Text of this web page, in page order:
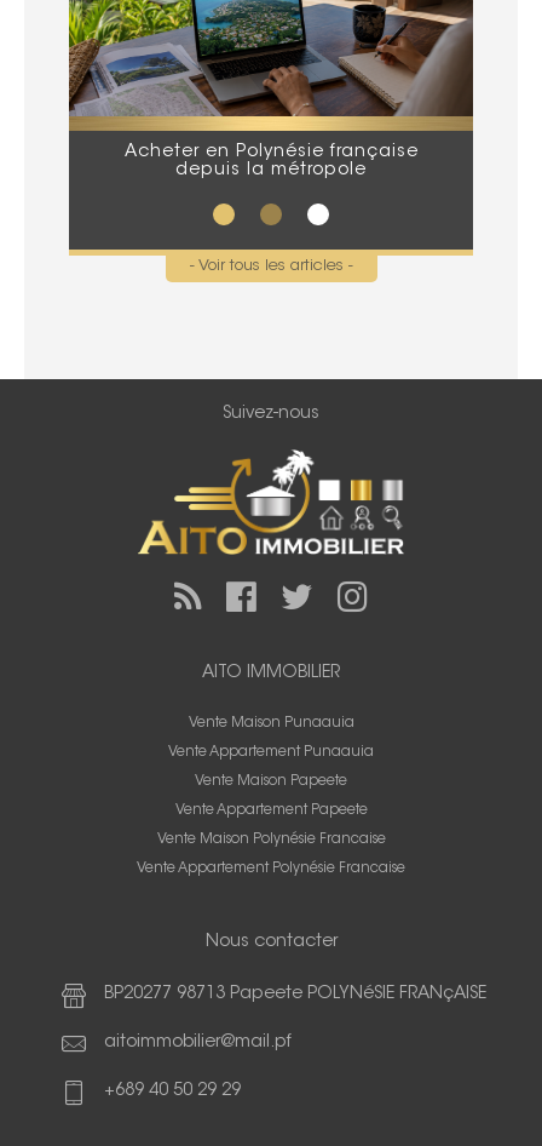
Acheter en Polynésie française
depuis la métropole
- Voir tous les articles -
Suivez-nous
AITO IMMOBILIER
Vente Maison Punaauia
Vente Appartement Punaauia
Vente Maison Papeete
Vente Appartement Papeete
Vente Maison Polynésie Francaise
Vente Appartement Polynésie Francaise
Nous contacter
BP20277 98713 Papeete POLYNéSIE FRANçAISE
aitoimmobilier@mail.pf
+689 40 50 29 29